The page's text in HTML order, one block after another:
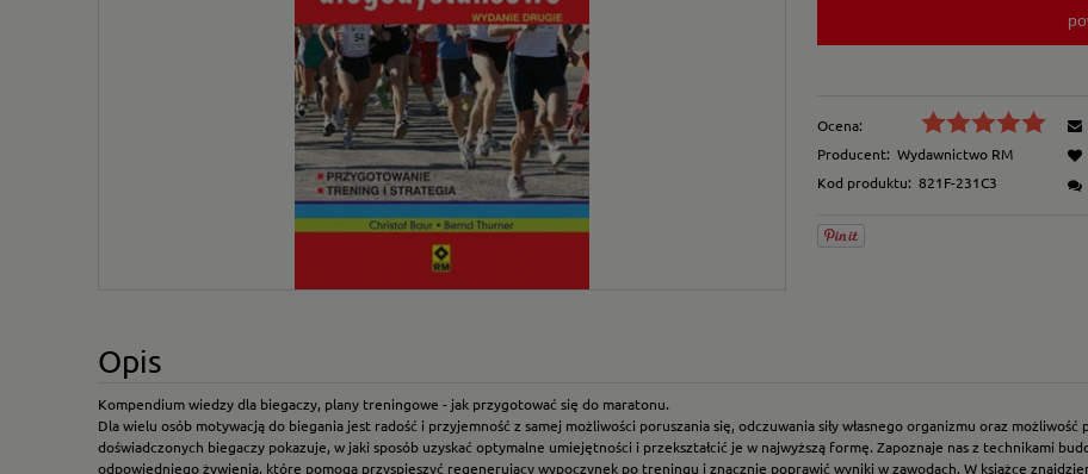
Ocena:
Producent: Wydawnictwo RM
Kod produktu: 821F-231C3
Opis
Kompendium wiedzy dla biegaczy, plany treningowe - jak przygotować się do maratonu.
Dla wielu osób motywacją do biegania jest radość i przyjemność z samej możliwości poruszania się, odczuwania siły własnego organizmu oraz
doświadczonych biegaczy pokazuje, w jaki sposób uzyskać optymalne umiejętności i przekształcić je w najwyższą formę. Zapoznaje nas z technikami
odpowiedniego żywienia, które pomogą przyspieszyć regenerujący wypoczynek po treningu i znacznie poprawić wyniki w zawodach. W książce